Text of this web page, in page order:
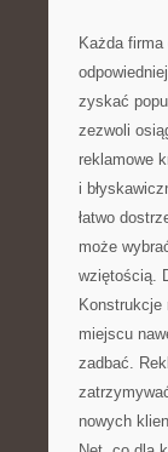
Każda
zyskać
zezwoli
reklamowe
i
łatwo
może
wziętością.
miejscu
zadbać.
nowych